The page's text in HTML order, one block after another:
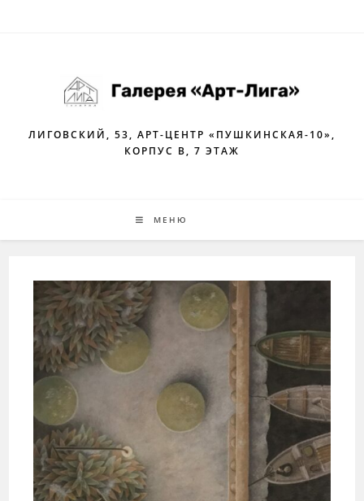
ЛИГОВСКИЙ, 53, АРТ-ЦЕНТР «ПУШКИНСКАЯ-10»,
КОРПУС В, 7 ЭТАЖ
МЕНЮ